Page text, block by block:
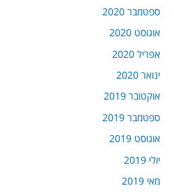
ספטמבר 2020
אוגוסט 2020
אפריל 2020
ינואר 2020
אוקטובר 2019
ספטמבר 2019
אוגוסט 2019
יולי 2019
מאי 2019